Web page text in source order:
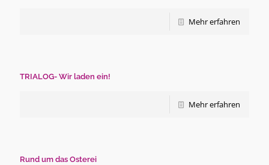
Mehr erfahren
TRIALOG- Wir laden ein!
Mehr erfahren
Rund um das Osterei